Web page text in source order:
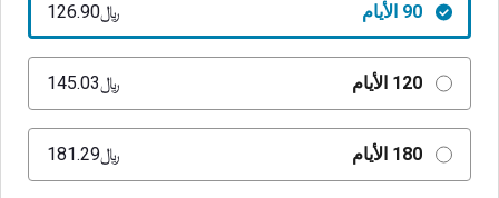
90 الأيام ﷼‎126.90
120 الأيام ﷼‎145.03
180 الأيام ﷼‎181.29